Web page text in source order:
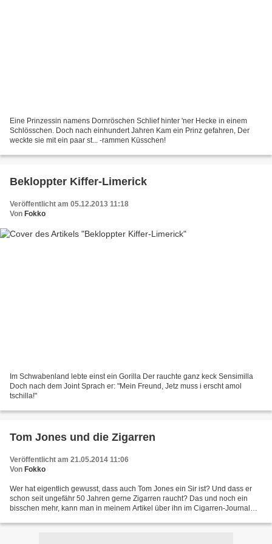
Eine Prinzessin namens Dornröschen Schlief hinter 'ner Hecke in einem
Schlösschen. Doch nach einhundert Jahren Kam ein Prinz gefahren, Der
weckte sie mit ein paar st... -rammen Küsschen!
Bekloppter Kiffer-Limerick
Veröffentlicht am 05.12.2013 11:18
Von Fokko
Im Schwabenland lebte einst ein Gorilla Der rauchte ganz keck Sensimilla
Doch nach dem Joint Sprach er: "Mein Freund, Jetz muss i erscht amol
tschilla!"
Tom Jones und die Zigarren
Veröffentlicht am 21.05.2014 11:06
Von Fokko
Wer hat eigentlich gewusst, dass auch Tom Jones ein Sir ist? Und dass er
schon seit ungefähr 50 Jahren gerne Zigarren raucht? Das und noch ein
bisschen mehr, kann man in meinem Artikel über ihn im Cigarren-Journal